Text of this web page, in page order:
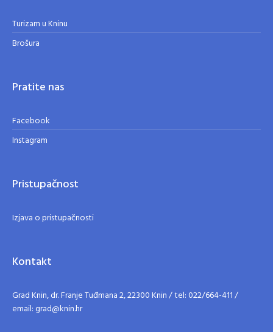
Turizam u Kninu
Brošura
Pratite nas
Facebook
Instagram
Pristupačnost
Izjava o pristupačnosti
Kontakt
Grad Knin, dr. Franje Tuđmana 2, 22300 Knin / tel: 022/664-411 /
email: grad@knin.hr